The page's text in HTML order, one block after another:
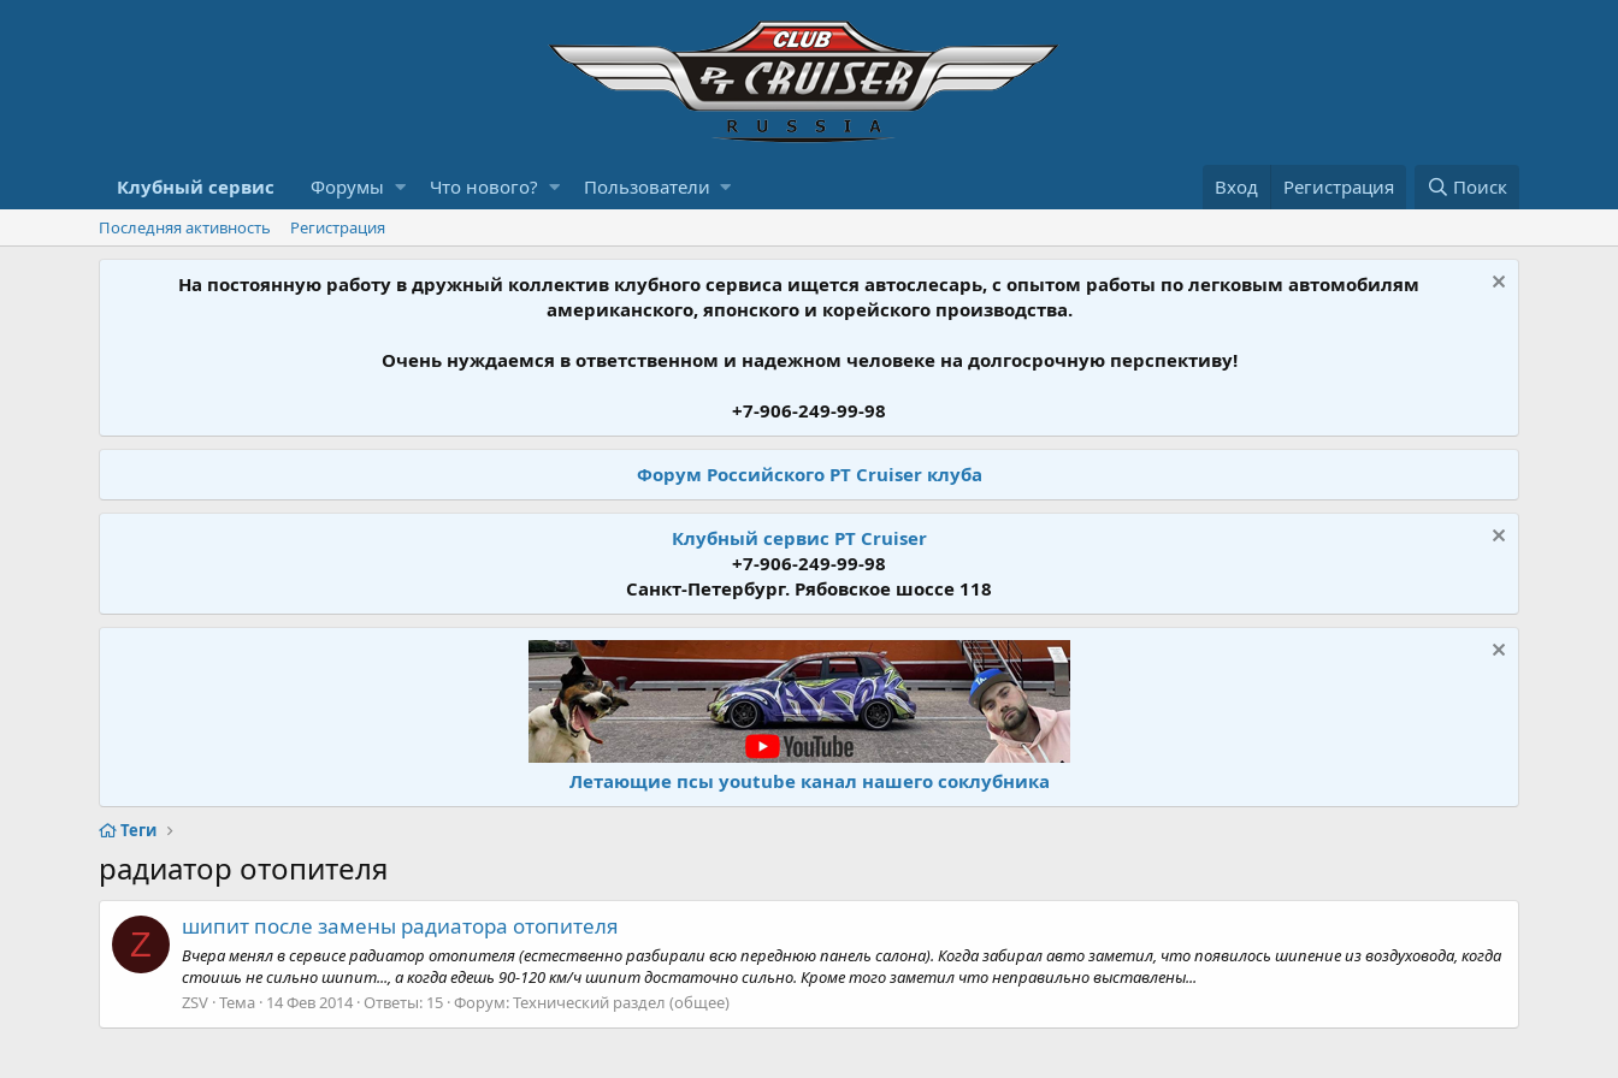
Клубный сервис Форумы Что нового? Пользователи Вход Регистрация Поиск
Последняя активность Регистрация
На постоянную работу в дружный коллектив клубного сервиса ищется автослесарь, с опытом работы по легковым автомобилям
американского, японского и корейского производства.
Очень нуждаемся в ответственном и надежном человеке на долгосрочную перспективу!
+7-906-249-99-98
Форум Российского PT Cruiser клуба
Клубный сервис PT Cruiser
+7-906-249-99-98
Санкт-Петербург. Рябовское шоссе 118
Летающие псы youtube канал нашего соклубника
Теги
радиатор отопителя
Z шипит после замены радиатора отопителя
Вчера менял в сервисе радиатор отопителя (естественно разбирали всю переднюю панель салона). Когда забирал авто заметил, что появилось шипение из воздуховода, когда
стоишь не сильно шипит..., а когда едешь 90-120 км/ч шипит достаточно сильно. Кроме того заметил что неправильно выставлены...
ZSV Тема 14 Фев 2014 Ответы: 15 Форум:Технический раздел (общее)